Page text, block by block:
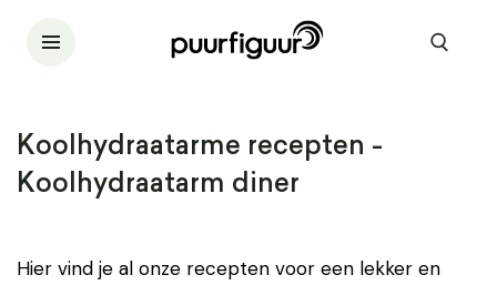
Koolhydraatarme recepten -
Koolhydraatarm diner
Hier vind je al onze recepten voor een lekker en